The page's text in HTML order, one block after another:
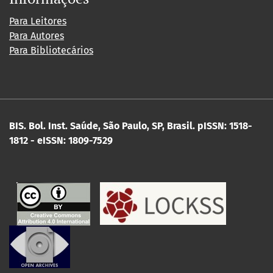
Para Leitores
Para Autores
Para Bibliotecários
BIS. Bol. Inst. Saúde, São Paulo, SP, Brasil. pISSN: 1518-
1812 - eISSN: 1809-7529